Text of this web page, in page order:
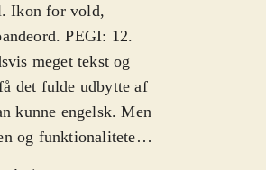
Ikon for vold,
PEGI: 12.
meget tekst og
det fulde udbytte af
kunne engelsk. Men
og funktionaliteten